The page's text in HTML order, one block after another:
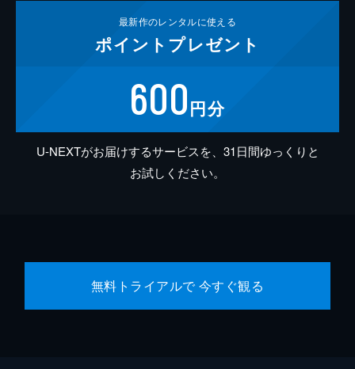
最新作のレンタルに使える
ポイント プレゼント
600円分
U-NEXTがお届けするサービスを、31日間ゆっくりと
お試しください。
無料トライアルで 今すぐ観る